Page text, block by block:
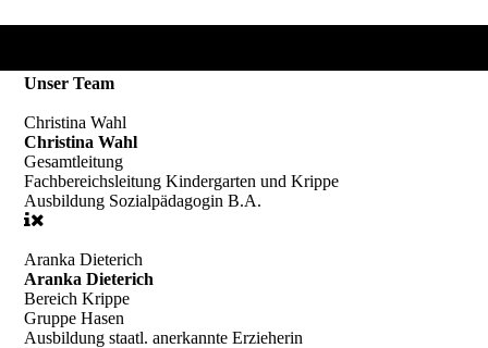
Unser Team
Christina Wahl
Christina Wahl
Gesamtleitung
FachbereichsleitungKindergarten und Krippe
Ausbildung Sozialpädagogin B.A.
Aranka Dieterich
Aranka Dieterich
BereichKrippe
GruppeHasen
Ausbildungstaatl. anerkannte Erzieherin